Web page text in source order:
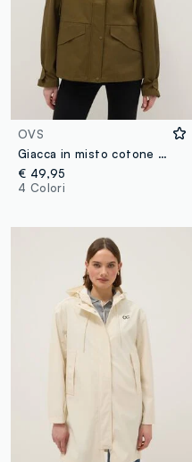
OVS
Giacca in misto cotone verde regular fit con zip e cappuccio
€ 49,95
4 Colori